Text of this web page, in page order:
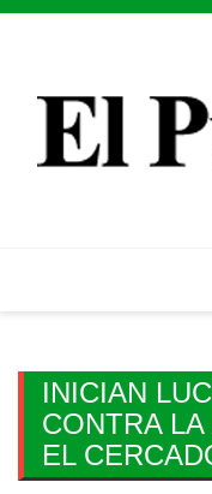
Skip
INICIAN
CONTRA
EL